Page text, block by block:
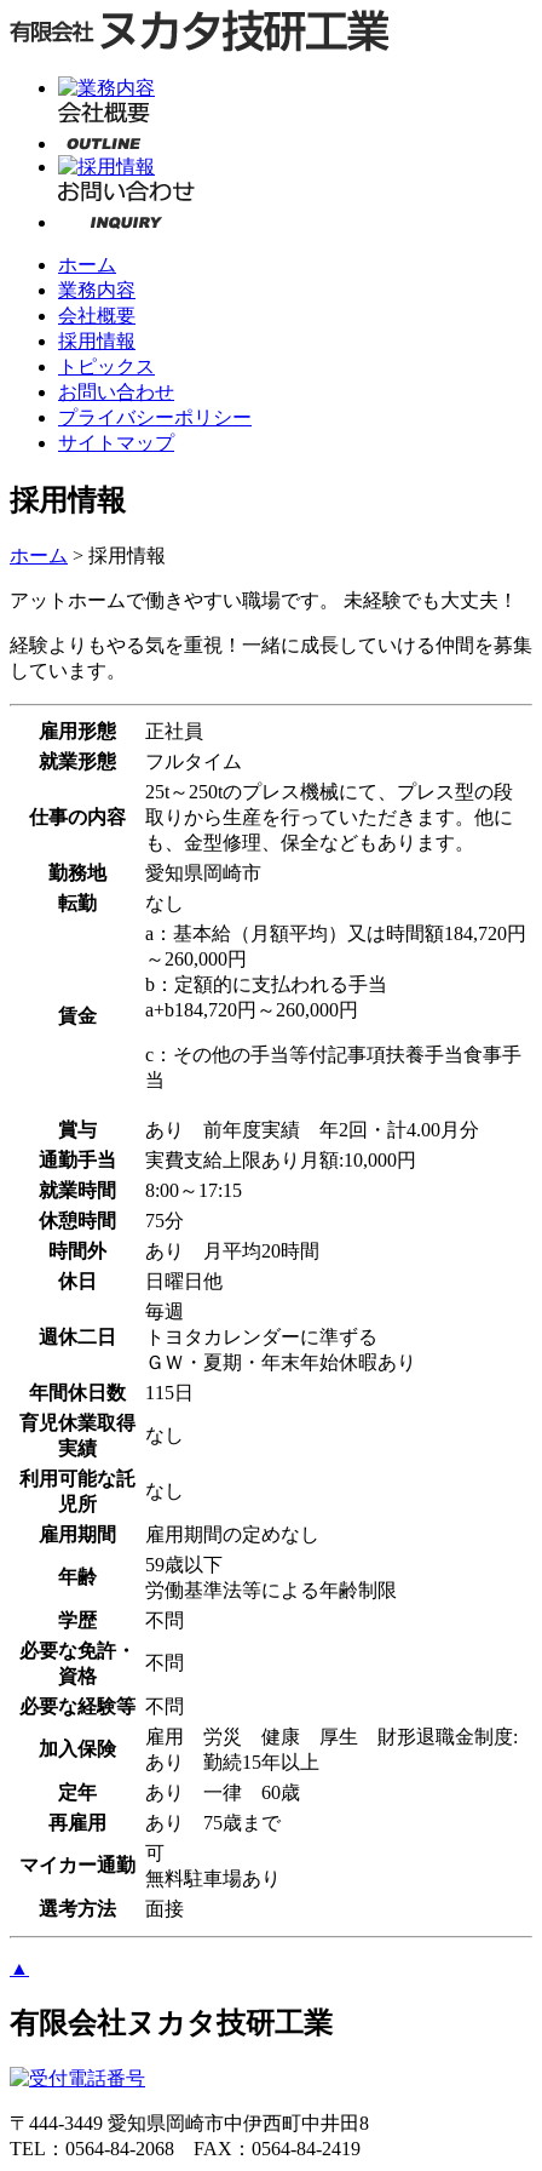
ホーム
業務内容
会社概要
採用情報
トピックス
お問い合わせ
プライバシーポリシー
サイトマップ
採用情報
ホーム > 採用情報
アットホームで働きやすい職場です。 未経験でも大丈夫！
経験よりもやる気を重視！一緒に成長していける仲間を募集
しています。
雇用形態
正社員
就業形態
フルタイム
仕事の内容
25t～250tのプレス機械にて、プレス型の段
取りから生産を行っていただきます。他に
も、金型修理、保全などもあります。
勤務地
愛知県岡崎市
転勤
なし
賃金
a：基本給（月額平均）又は時間額184,720円
～260,000円
b：定額的に支払われる手当
a+b184,720円～260,000円
c：その他の手当等付記事項扶養手当食事手
当
賞与
あり 前年度実績 年2回・計4.00月分
通勤手当
実費支給上限あり月額:10,000円
就業時間
8:00～17:15
休憩時間
75分
時間外
あり 月平均20時間
休日
日曜日他
週休二日
毎週
トヨタカレンダーに準ずる
ＧＷ・夏期・年末年始休暇あり
年間休日数
115日
育児休業取得
実績
なし
利用可能な託
児所
なし
雇用期間 雇用期間の定めなし
年齢
59歳以下
労働基準法等による年齢制限
学歴
不問
必要な免許・
資格
不問
必要な経験等 不問
加入保険
雇用 労災 健康 厚生 財形退職金制度:
あり 勤続15年以上
定年
あり 一律 60歳
再雇用
あり 75歳まで
マイカー通勤
可
無料駐車場あり
選考方法
面接
▲
有限会社ヌカタ技研工業
〒444-3449 愛知県岡崎市中伊西町中井田8
TEL：0564-84-2068 FAX：0564-84-2419